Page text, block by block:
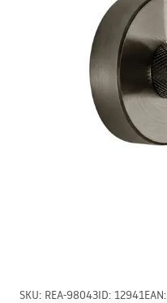
SKU: REA-98043ID: 12941EAN: